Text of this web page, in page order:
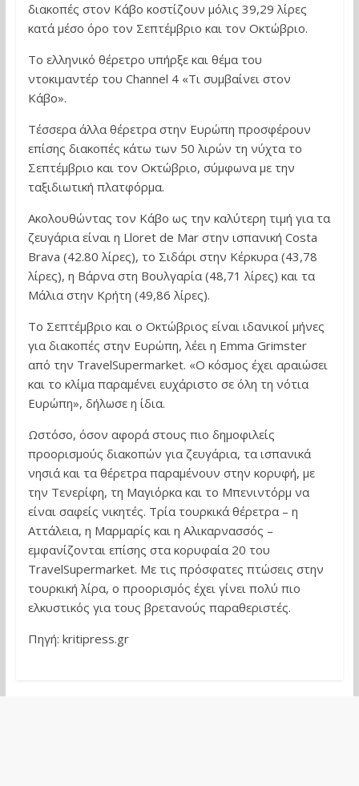
διακοπές στον Κάβο κοστίζουν μόλις 39,29 λίρες
κατά μέσο όρο τον Σεπτέμβριο και τον Οκτώβριο.
Το ελληνικό θέρετρο υπήρξε και θέμα του
ντοκιμαντέρ του Channel 4 «Τι συμβαίνει στον
Κάβο».
Τέσσερα άλλα θέρετρα στην Ευρώπη προσφέρουν
επίσης διακοπές κάτω των 50 λιρών τη νύχτα το
Σεπτέμβριο και τον Οκτώβριο, σύμφωνα με την
ταξιδιωτική πλατφόρμα.
Ακολουθώντας τον Κάβο ως την καλύτερη τιμή για τα
ζευγάρια είναι η Lloret de Mar στην ισπανική Costa
Brava (42.80 λίρες), το Σιδάρι στην Κέρκυρα (43,78
λίρες), η Βάρνα στη Βουλγαρία (48,71 λίρες) και τα
Μάλια στην Κρήτη (49,86 λίρες).
Το Σεπτέμβριο και ο Οκτώβριος είναι ιδανικοί μήνες
για διακοπές στην Ευρώπη, λέει η Emma Grimster
από την TravelSupermarket. «Ο κόσμος έχει αραιώσει
και το κλίμα παραμένει ευχάριστο σε όλη τη νότια
Ευρώπη», δήλωσε η ίδια.
Ωστόσο, όσον αφορά στους πιο δημοφιλείς
προορισμούς διακοπών για ζευγάρια, τα ισπανικά
νησιά και τα θέρετρα παραμένουν στην κορυφή, με
την Τενερίφη, τη Μαγιόρκα και το Μπενιντόρμ να
είναι σαφείς νικητές. Τρία τουρκικά θέρετρα – η
Αττάλεια, η Μαρμαρίς και η Αλικαρνασσός –
εμφανίζονται επίσης στα κορυφαία 20 του
TravelSupermarket. Με τις πρόσφατες πτώσεις στην
τουρκική λίρα, ο προορισμός έχει γίνει πολύ πιο
ελκυστικός για τους βρετανούς παραθεριστές.
Πηγή: kritipress.gr